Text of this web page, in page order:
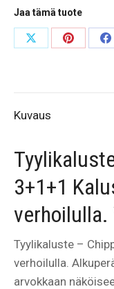
Jaa tämä tuote
Share
Share
Kuvaus
3+1+1
Tyylikaluste –
verhoilulla.
arvokkaan